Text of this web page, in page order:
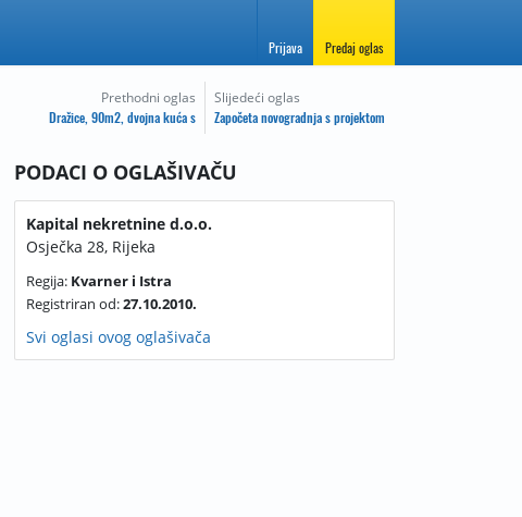
Prijava Predaj oglas
Prethodni oglas
Dražice, 90m2, dvojna kuća s
Slijedeći oglas
Započeta novogradnja s projektom
PODACI O OGLAŠIVAČU
Kapital nekretnine d.o.o.
Osječka 28, Rijeka
Regija: Kvarner i Istra
Registriran od:27.10.2010.
Svi oglasi ovog oglašivača